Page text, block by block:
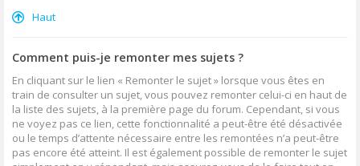
Haut
Comment puis-je remonter mes sujets ?
En cliquant sur le lien « Remonter le sujet » lorsque vous êtes en
train de consulter un sujet, vous pouvez remonter celui-ci en haut de
la liste des sujets, à la première page du forum. Cependant, si vous
ne voyez pas ce lien, cette fonctionnalité a peut-être été désactivée
ou le temps d’attente nécessaire entre les remontées n’a peut-être
pas encore été atteint. Il est également possible de remonter le sujet